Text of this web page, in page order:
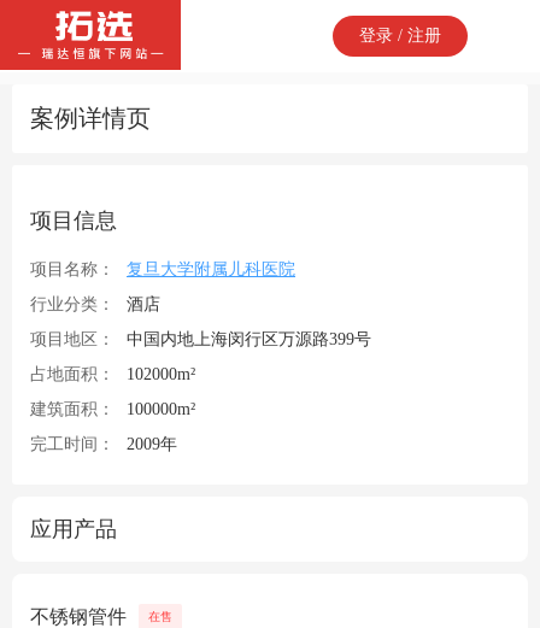
登录 / 注册
案例详情页
项目信息
项目名称：
复旦大学附属儿科医院
行业分类：
酒店
项目地区：
中国内地上海闵行区万源路399号
占地面积：
102000m²
建筑面积：
100000m²
完工时间：
2009年
应用产品
不锈钢管件 在售